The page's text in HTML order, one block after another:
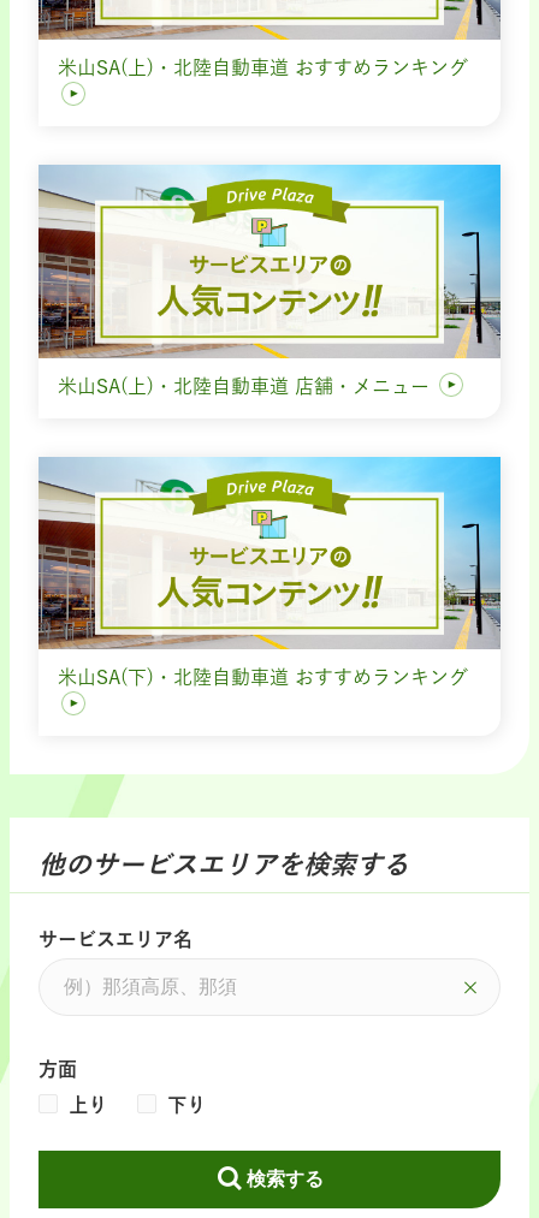
米山SA(上)・北陸自動車道 おすすめランキング
米山SA(上)・北陸自動車道 店舗・メニュー
米山SA(下)・北陸自動車道 おすすめランキング
他のサービスエリアを検索する
サービスエリア名
方面
上り
下り
検索する